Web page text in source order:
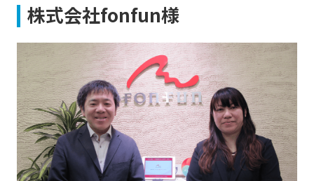
株式会社fonfun様